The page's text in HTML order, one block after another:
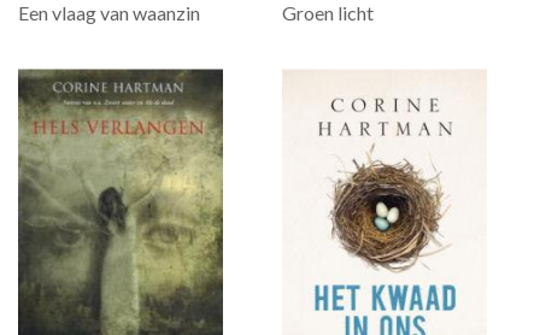
Een vlaag van waanzin Groen licht